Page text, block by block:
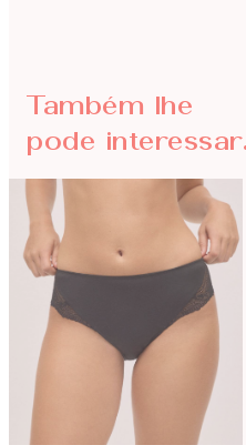
Também lhe
pode